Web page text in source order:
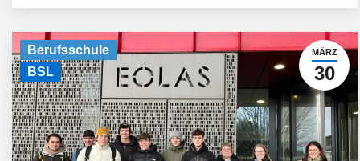
MÄRZ
30
Berufsschule
BSL